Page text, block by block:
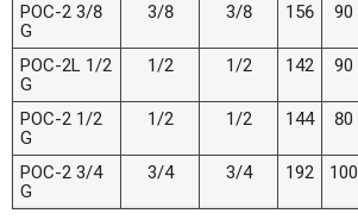
POC-2 3/8
G
3/8 3/8 156 90
POC-2L 1/2
G
1/2 1/2 142 90
POC-2 1/2
G
1/2 1/2 144 80
POC-2 3/4
G
3/4 3/4 192 100